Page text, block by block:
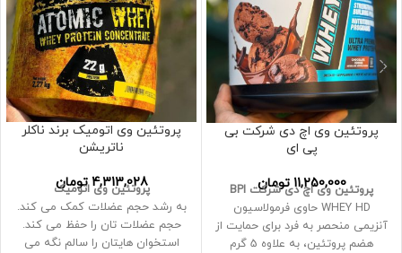
پروتئین وی اچ دی شرکت بی
پی ای
11,250,000 تومان
پروتئین وی اچ دی شرکت BPI
WHEY HD حاوی فرمولاسیون
آنزیمی منحصر به فرد برای حمایت از
هضم پروتئین، به علاوه 5 گرم
پروتئین وی اتومیک برند ناکلر
ناتریشن
4,313,028 تومان
پروتئین وی اتومیک
به رشد حجم عضلات کمک می کند.
حجم عضلات تان را حفظ می کند.
استخوان هایتان را سالم نگه می